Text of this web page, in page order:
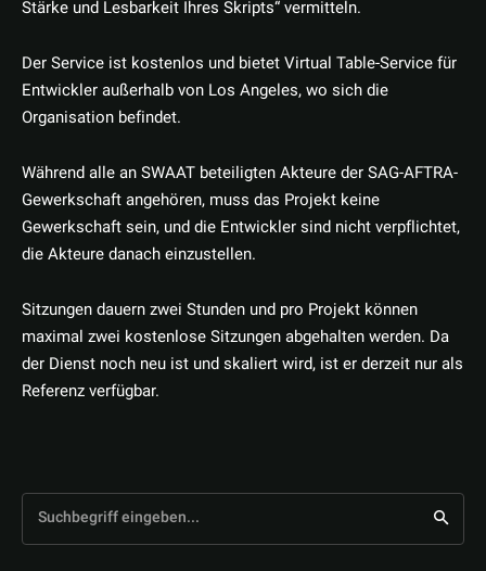
Stärke und Lesbarkeit Ihres Skripts“ vermitteln.
Der Service ist kostenlos und bietet Virtual Table-Service für
Entwickler außerhalb von Los Angeles, wo sich die
Organisation befindet.
Während alle an SWAAT beteiligten Akteure der SAG-AFTRA-
Gewerkschaft angehören, muss das Projekt keine
Gewerkschaft sein, und die Entwickler sind nicht verpflichtet,
die Akteure danach einzustellen.
Sitzungen dauern zwei Stunden und pro Projekt können
maximal zwei kostenlose Sitzungen abgehalten werden. Da
der Dienst noch neu ist und skaliert wird, ist er derzeit nur als
Referenz verfügbar.
Suchbegriff eingeben...